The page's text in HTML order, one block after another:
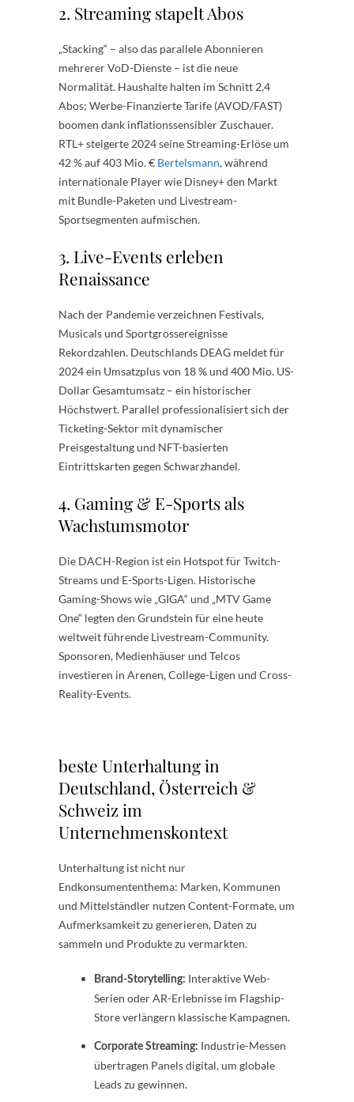
2. Streaming stapelt Abos
„Stacking“ – also das parallele Abonnieren
mehrerer VoD-Dienste – ist die neue
Normalität. Haushalte halten im Schnitt 2,4
Abos; Werbe-Finanzierte Tarife (AVOD/FAST)
boomen dank inflationssensibler Zuschauer.
RTL+ steigerte 2024 seine Streaming-Erlöse um
42 % auf 403 Mio. € Bertelsmann, während
internationale Player wie Disney+ den Markt
mit Bundle-Paketen und Livestream-
Sportsegmenten aufmischen.
3. Live-Events erleben
Renaissance
Nach der Pandemie verzeichnen Festivals,
Musicals und Sportgrossereignisse
Rekordzahlen. Deutschlands DEAG meldet für
2024 ein Umsatzplus von 18 % und 400 Mio. US-
Dollar Gesamtumsatz – ein historischer
Höchstwert. Parallel professionalisiert sich der
Ticketing-Sektor mit dynamischer
Preisgestaltung und NFT-basierten
Eintrittskarten gegen Schwarzhandel.
4. Gaming & E-Sports als
Wachstumsmotor
Die DACH-Region ist ein Hotspot für Twitch-
Streams und E-Sports-Ligen. Historische
Gaming-Shows wie „GIGA“ und „MTV Game
One“ legten den Grundstein für eine heute
weltweit führende Livestream-Community.
Sponsoren, Medienhäuser und Telcos
investieren in Arenen, College-Ligen und Cross-
Reality-Events.
beste Unterhaltung in
Deutschland, Österreich &
Schweiz im
Unternehmenskontext
Unterhaltung ist nicht nur
Endkonsumententhema: Marken, Kommunen
und Mittelständler nutzen Content-Formate, um
Aufmerksamkeit zu generieren, Daten zu
sammeln und Produkte zu vermarkten.
Brand-Storytelling: Interaktive Web-
Serien oder AR-Erlebnisse im Flagship-
Store verlängern klassische Kampagnen.
Corporate Streaming: Industrie-Messen
übertragen Panels digital, um globale
Leads zu gewinnen.